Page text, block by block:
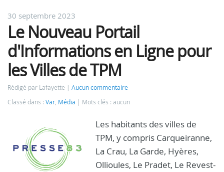
30 septembre 2023
Le Nouveau Portail
d'Informations en Ligne pour
les Villes de TPM
Rédigé par Lafayette
Aucun commentaire
Classé dans : Var, Média Mots clés : aucun
Les habitants des villes de
TPM, y compris Carqueiranne,
La Crau, La Garde, Hyères,
Ollioules, Le Pradet, Le Revest-